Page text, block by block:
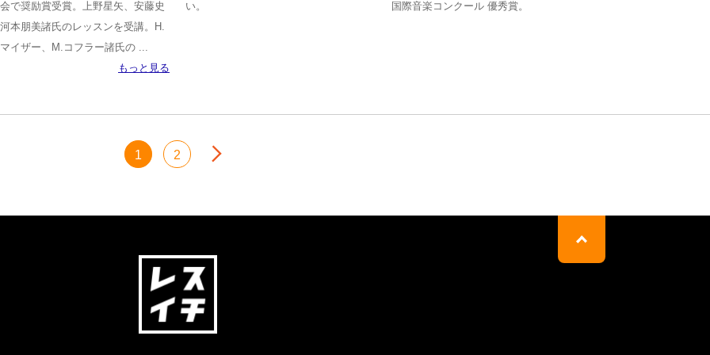
で奨励賞受賞。上野星矢、安藤史
本朋美諸氏のレッスンを受講。H.
イザー、M.コフラー諸氏の ...
もっと見る
い。
国際音楽コンクール 優秀賞。
1 2